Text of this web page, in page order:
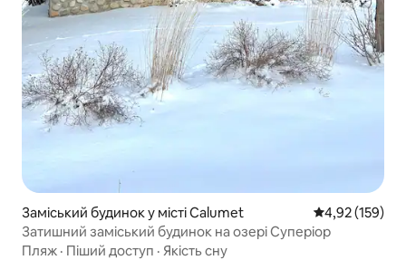
Заміський будинок у місті Calumet Середня
4,92 (159)
Затишний заміський будинок на озері Суперіор
Пляж · Піший доступ · Якість сну